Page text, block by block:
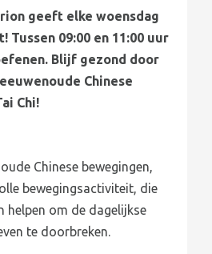
geeft elke woensdag
Tussen 09:00 en 11:00 uur
Blijf gezond door
Chinese
Chi!
Chinese bewegingen,
bewegingsactiviteit, die
helpen om de dagelijkse
te doorbreken.